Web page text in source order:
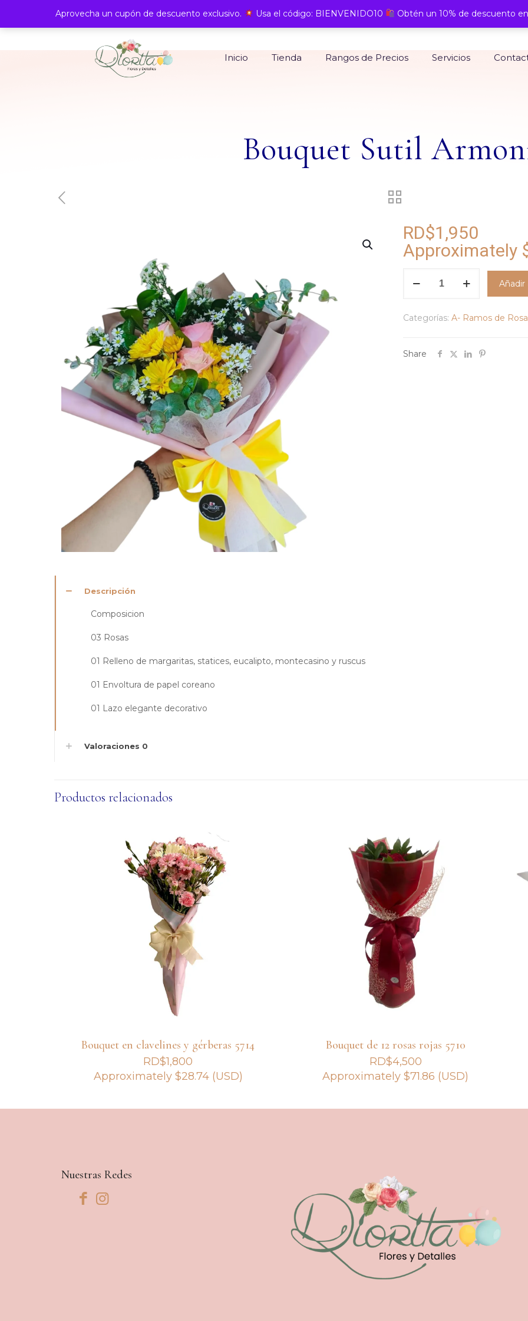
Inicio Tienda Rangos de Precios Servicios
Bouquet Sutil
RD$1,950
Approximately
cantidad
Añadir
Categorías: A- Ramos de
Share
Descripción
Composicion
03 Rosas
01 Relleno de margaritas, statices, eucalipto, montecasino y ruscus
01 Envoltura de papel coreano
01 Lazo elegante decorativo
Valoraciones 0
Productos relacionados
Bouquet en clavelines y gérberas 5714
RD$1,800
Approximately $28.74(USD)
Bouquet de 12 rosas rojas 5710
RD$4,500
Approximately$71.86 (USD)
Nuestras Redes
Aprovecha un cupón de descuento exclusivo. Usa el código: BIENVENIDO10 Obtén un 10% de descuento